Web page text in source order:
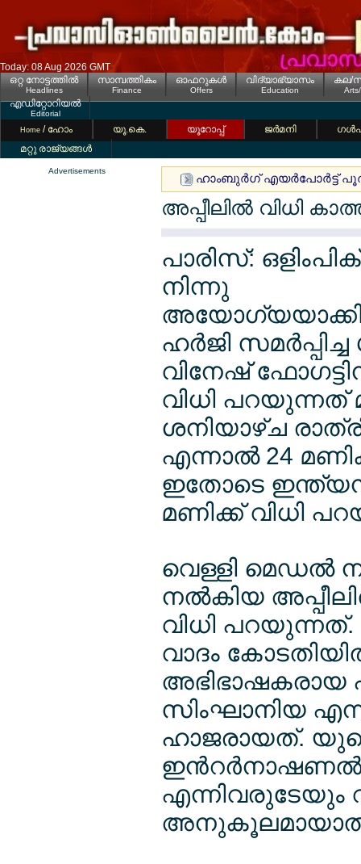
Today: 08 Aug 2026 GMT
ഒറ്റ നോട്ടത്തില്‍
Headlines
സാമ്പത്തികം
Finance
ഓഫറുകള്‍
Offers
വിദ്യാഭ്യാസം
Education
കല/
എഡിറ്റോറിയല്‍
Editorial
Home / ഹോം യൂ.കെ. യൂറോപ്പ് ജര്‍മനി
മറ്റു രാജ്യങ്ങള്‍
Advertisements
ഹാംബുര്‍ഗ് എയര്‍പോര്‍ട്ട്
അപ്പീലില്‍ വിധി
പാരിസ്:
നിന്നു
ഹര്‍ജി
വിനേഷ്
വിധി പറയുന്നത്
ശനിയാഴ്ച
എന്നാല്‍ 24
ഇതോടെ
മണിക്ക് വിധി
വെള്ളി മെഡല്‍
നല്‍കിയ
വിധി പറയുന്നത്.
വാദം
സിംഘാനിയ
ഹാജരായത്.
ഇന്‍റര്‍നാഷണല്‍
എന്നിവരുടേയും
അനുകൂലമായാല്‍